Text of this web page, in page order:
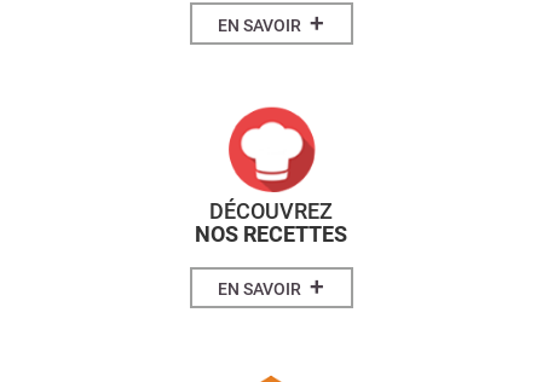
EN SAVOIR +
DÉCOUVREZ
NOS RECETTES
EN SAVOIR +